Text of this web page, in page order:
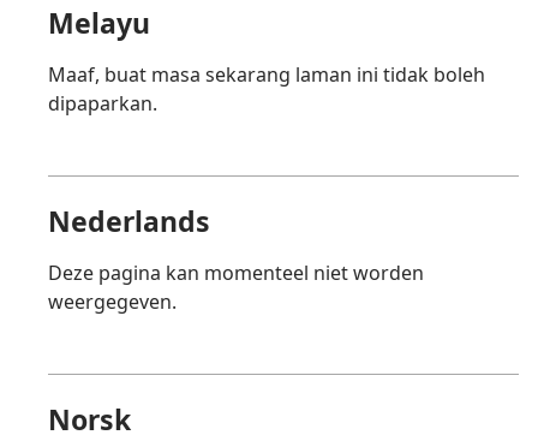
Melayu
Maaf, buat masa sekarang laman ini tidak boleh
dipaparkan.
Nederlands
Deze pagina kan momenteel niet worden
weergegeven.
Norsk